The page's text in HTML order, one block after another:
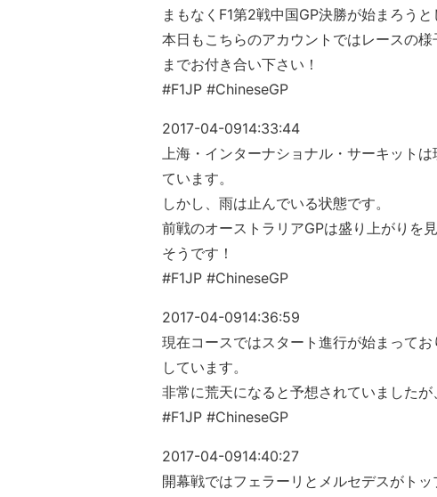
まもなくF1第2戦中国GP決勝が始まろうと
本日もこちらのアカウントではレースの
までお付き合い下さい！
#F1JP #ChineseGP
2017-04-0914:33:44
上海・インターナショナル・サーキット
ています。
しかし、雨は止んでいる状態です。
前戦のオーストラリアGPは盛り上がりを
そうです！
#F1JP #ChineseGP
2017-04-0914:36:59
現在コースではスタート進行が始まって
しています。
非常に荒天になると予想されていました
#F1JP #ChineseGP
2017-04-0914:40:27
開幕戦ではフェラーリとメルセデスがト